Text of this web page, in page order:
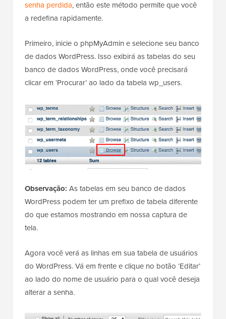
senha perdida, então este método permite que você
a redefina rapidamente.
Primeiro, inicie o phpMyAdmin e selecione seu banco
de dados WordPress. Isso exibirá as tabelas do seu
banco de dados WordPress, onde você precisará
clicar em ‘Procurar’ ao lado da tabela wp_users.
Observação: As tabelas em seu banco de dados
WordPress podem ter um prefixo de tabela diferente
do que estamos mostrando em nossa captura de
tela.
Agora você verá as linhas em sua tabela de usuários
do WordPress. Vá em frente e clique no botão ‘Editar’
ao lado do nome de usuário para o qual você deseja
alterar a senha.